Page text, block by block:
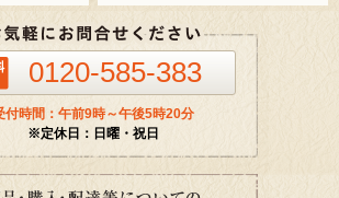
0120-585-383
付時間：午前9時～午後5時20分
※定休日：日曜・祝日